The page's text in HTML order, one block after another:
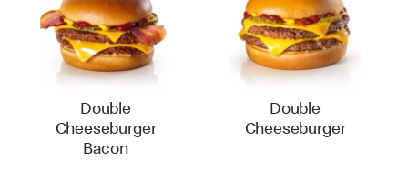
Double
Cheeseburger
Bacon
Double
Cheeseburger